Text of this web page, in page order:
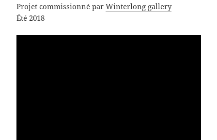
Projet commissionné par Winterlong gallery
Été 2018